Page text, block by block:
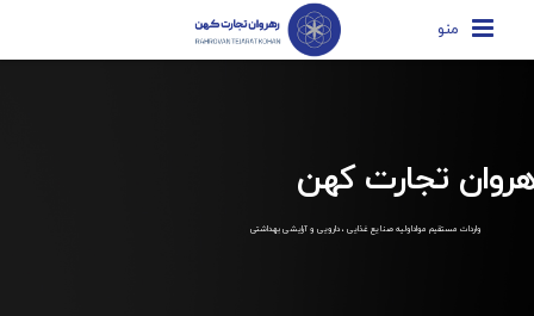
منو
تجارت کهن
واردات مستقیم مواداولیه صنایع غذایی ، دارویی و آرایشی بهداشتی